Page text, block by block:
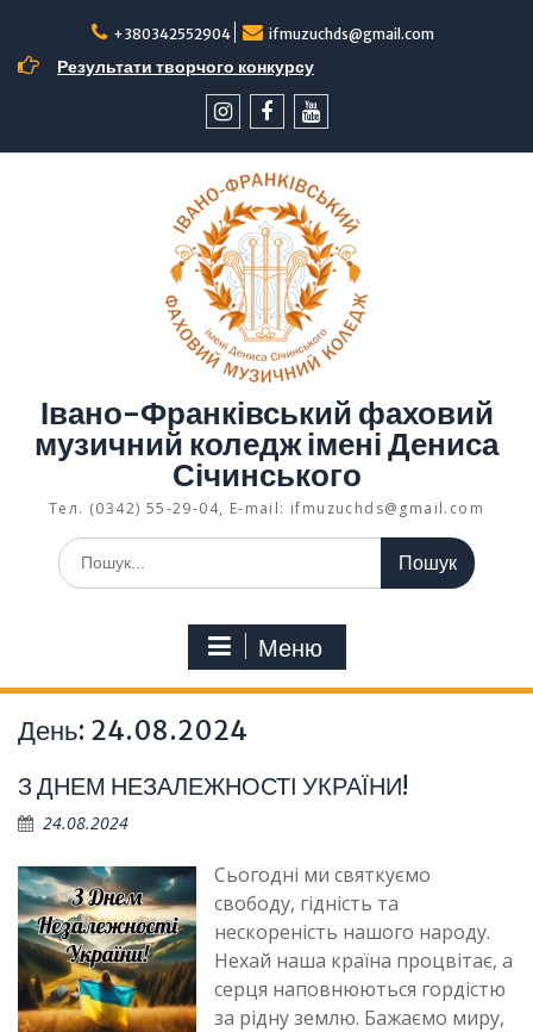
вмісту
+380342552904 ifmuzuchds@gmail.com
Результати творчого конкурсу
Івано-Франківський фаховий
музичний коледж імені Дениса
Січинського
Тел. (0342) 55-29-04, E-mail: ifmuzuchds@gmail.com
Шукати:
Меню
День: 24.08.2024
З ДНЕМ НЕЗАЛЕЖНОСТІ УКРАЇНИ!
24.08.2024
Сьогодні ми святкуємо
свободу, гідність та
нескореність нашого народу.
Нехай наша країна процвітає, а
серця наповнюються гордістю
за рідну землю. Бажаємо миру,